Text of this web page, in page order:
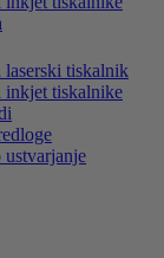
laserski tiskalnik
inkjet tiskalnike